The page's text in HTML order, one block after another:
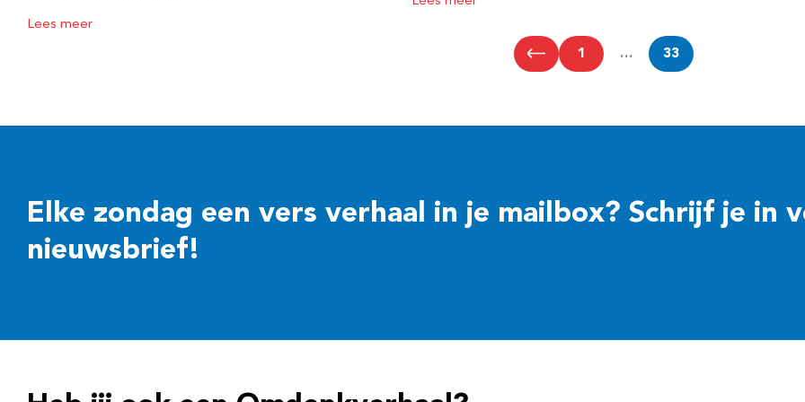
Lees meer
1 … 33
Elke zondag een vers verhaal in je mailbox? Schrijf je in
nieuwsbrief!